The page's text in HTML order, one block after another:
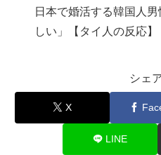
日本で婚活する韓国人
しい」【タイ人の反応】
シェ
X
LINE